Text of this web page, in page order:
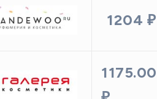
1204 ₽
1175.00